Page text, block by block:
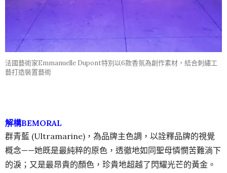
法國藝術家Emmanuelle Dupont特別以6款香氛為創作素材，結合刺繡工
藝打造裝置藝術
解構BEMORAL
群青藍 (Ultramarine)，為品牌主色調，以詮釋品牌的視覺
概念——她既是最純粹的原色，透徹地如同聖⺟憐憫苦難淌下
的淚；又是最昂貴的顏色，珍貴地超越了閃耀光芒的黃金。